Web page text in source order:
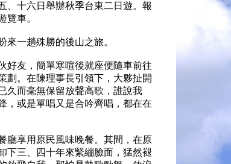
十六日舉辦秋季台東二日遊。報
覽車。
一趟殊勝的後山之旅。
友，簡單寒喧後就座便隨車前往
劃。在陳理事長引領下，大夥扯開
久而毫無保留放聲高歌，誰說我
，或是單唱又是合吟齊唱，都在在
享用原民風味晚餐。其間，在原
下三、四十年來緊繃臉面，猛然褪